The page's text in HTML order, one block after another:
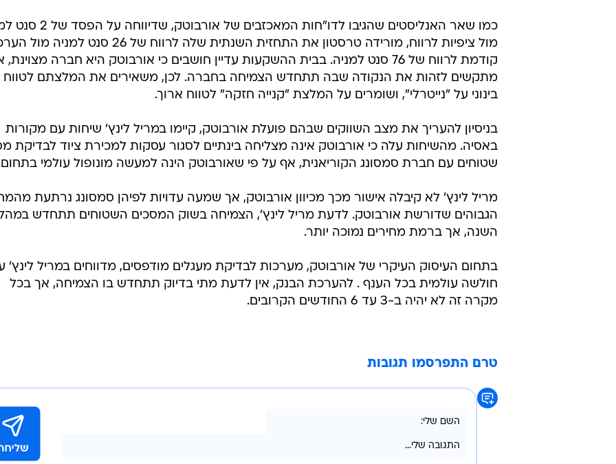
כמו שאר האנליסטים שהגיבו לדו"חות המאכזבים של
מול ציפיות לרווח, מורידה טרסטון את התחזית השנתית שלה לרווח של 26 סנט למניה
קודמת לרווח של 76 סנט למניה. בבית ההשקעות עדיין חושבים כי אורבוטק היא חברה מצוינת,
מתקשים לזהות את הנקודה שבה תתחדש הצמיחה בחברה. לכן, משאירים את המלצתם לטווח
בינוני על "נייטרלי", ושומרים על המלצת "קנייה חזקה" לטווח ארוך.
בניסיון להעריך את מצב השווקים שבהם פועלת אורבוטק, קיימו במריל לינץ' שיחות עם מקורות
באסיה. מהשיחות עלה כי אורבוטק אינה מצליחה בינתיים לסגור עסקות למכירת ציוד לבדיקת
שטוחים עם חברת סמסונג הקוריאנית, אף על פי שאורבוטק הינה למעשה מונופול עולמי
מריל לינץ' לא קיבלה אישור מכך מכיוון אורבוטק, אך שמעה עדויות לפיהן סמסונג נרתעת
הגבוהים שדורשת אורבוטק. לדעת מריל לינץ', הצמיחה בשוק המסכים השטוחים תתחדש
השנה, אך ברמת מחירים נמוכה יותר.
בתחום העיסוק העיקרי של אורבוטק, מערכות לבדיקת מעגלים מודפסים, מדווחים במריל לינץ'
חולשה עולמית בכל הענף . להערכת הבנק, אין לדעת מתי בדיוק תתחדש בו הצמיחה, אך בכל
מקרה זה לא יהיה ב-3 עד 6 החודשים הקרובים.
טרם התפרסמו תגובות